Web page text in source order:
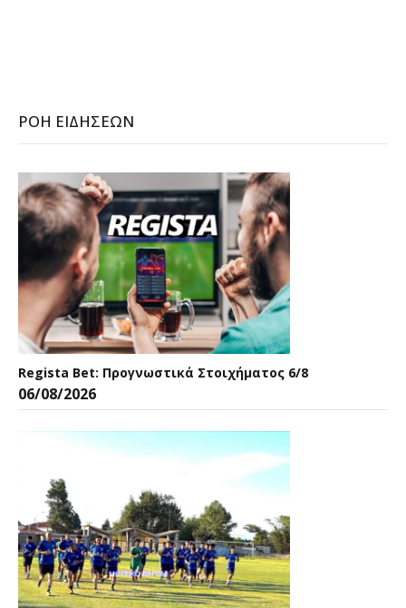
ΡΟΉ ΕΙΔΉΣΕΩΝ
Regista Bet: Προγνωστικά Στοιχήματος 6/8
06/08/2026